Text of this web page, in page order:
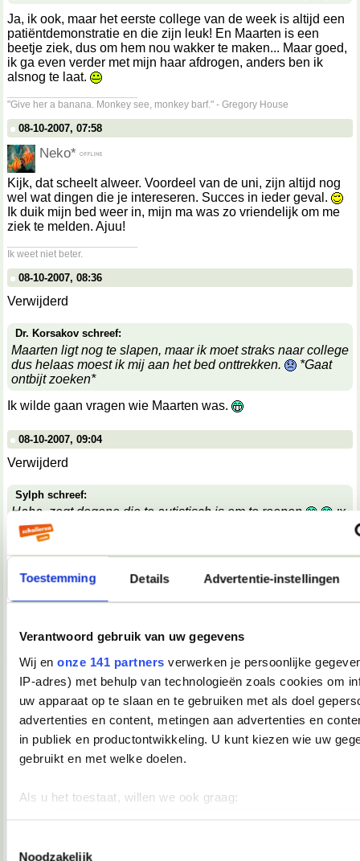
Toestemming Details Advertentie-instellingen
Verantwoord gebruik van uw gegevens
Wij en onze 141 partners verwerken je persoonlijke
IP-adres) met behulp van technologieën zoals cookies om
uw apparaat op te slaan en te gebruiken met als doel
advertenties en content, metingen aan advertenties en
in publiek en productontwikkeling. U kunt kiezen wie uw
gebruikt en met welke doelen.
Als u het toestaat, willen we ook graag:
Noodzakelijk
Ja, ik ook, maar het eerste college van de week is altijd een
patiëntdemonstratie en die zijn leuk! En Maarten is een
beetje ziek, dus om hem nou wakker te maken... Maar goed,
ik ga even verder met mijn haar afdrogen, anders ben ik
alsnog te laat.
"Give her a banana. Monkey see, monkey barf." - Gregory House
08-10-2007, 07:58
Neko*
Kijk, dat scheelt alweer. Voordeel van de uni, zijn altijd nog
wel wat dingen die je intereseren. Succes in ieder geval.
Ik duik mijn bed weer in, mijn ma was zo vriendelijk om me
ziek te melden. Ajuu!
Ik weet niet beter.
08-10-2007, 08:36
Verwijderd
Dr. Korsakov schreef:
Maarten ligt nog te slapen, maar ik moet straks naar college
dus helaas moest ik mij aan het bed onttrekken.
*Gaat
ontbijt zoeken*
Ik wilde gaan vragen wie Maarten was.
08-10-2007, 09:04
Verwijderd
Sylph schreef:
Haha, zegt degene die te autistisch is om te roepen
;x
;x
Wat een belabberde failreactie.
08-10-2007, 09:17
OMG! Keelpijn!!
__________________
♥ - I miss all the places we never went. -
08-10-2007, 09:39
Verwijderd
*keelpastille doneer*
08-10-2007, 09:39